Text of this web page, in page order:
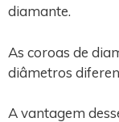
diamante.
As coroas de
diâmetros
A vantagem